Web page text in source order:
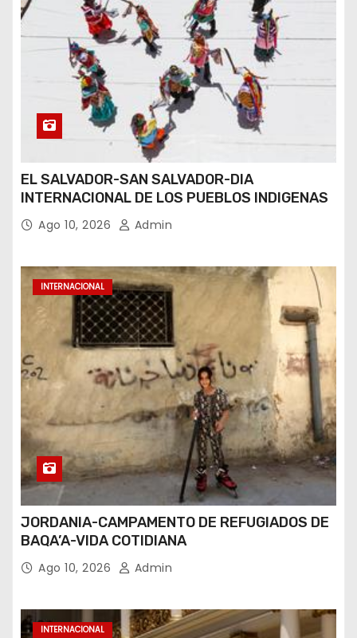
EL SALVADOR-SAN SALVADOR-DIA
INTERNACIONAL DE LOS PUEBLOS INDIGENAS
Ago 10, 2026 Admin
INTERNACIONAL
JORDANIA-CAMPAMENTO DE REFUGIADOS DE
BAQA’A-VIDA COTIDIANA
Ago 10, 2026 Admin
INTERNACIONAL